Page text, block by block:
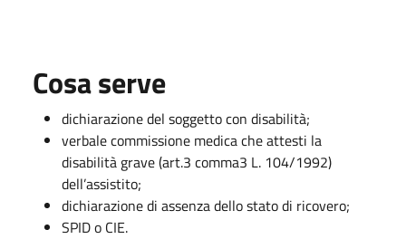
Cosa serve
dichiarazione del soggetto con disabilità;
verbale commissione medica che attesti la
disabilità grave (art.3 comma3 L. 104/1992)
dell’assistito;
dichiarazione di assenza dello stato di ricovero;
SPID o CIE.